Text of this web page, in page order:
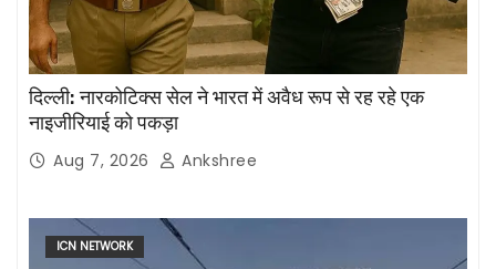
दिल्ली: नारकोटिक्स सेल ने भारत में अवैध रूप से रह रहे एक
नाइजीरियाई को पकड़ा
Aug 7, 2026 Ankshree
ICN NETWORK